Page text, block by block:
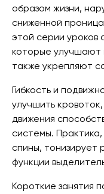
образом жизни,
сниженной
этой серии уроков
которые улучшают
также укрепляют
Гибкость и
улучшить
движения
системы.
спины, тонизирует
функции
Короткие занятия